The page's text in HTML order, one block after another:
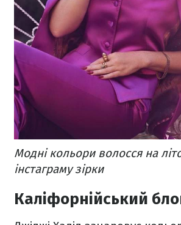
Модні кольори волосся на
інстаграму зірки
Каліфорнійський